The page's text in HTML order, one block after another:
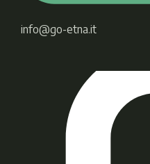
info@go-etna.it